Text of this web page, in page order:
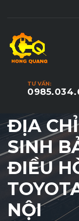
TƯ VẤN:
ĐỊA
SINH
ĐIỀU
NỘI